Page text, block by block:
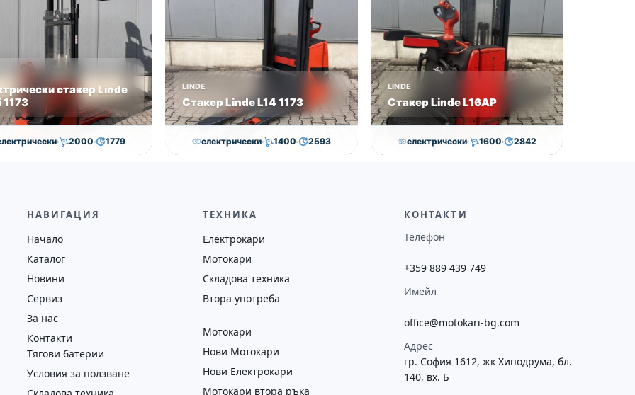
стакер Linde
2000 1779
2018 втора употреба
LINDE
Стакер Linde L14 1173
електрически 1400 2593
2019
LINDE
Стакер Linde L16AP
електрически 1600 2842
2018
НАВИГАЦИЯ
Начало
Каталог
Новини
Сервиз
За нас
Контакти
Тягови батерии
Условия за ползване
ТЕХНИКА
Електрокари
Мотокари
Складова техника
Втора употреба
Мотокари
Нови Мотокари
Нови Електрокари
Мотокари втора ръка
КОНТАКТИ
Телефон
+359 889 439 749
Имейл
office@motokari-bg.com
Адрес
гр. София 1612, жк Хиподрума, бл.
140, вх. Б